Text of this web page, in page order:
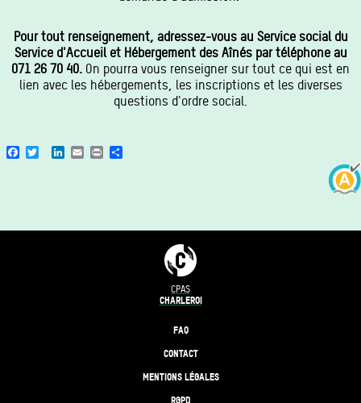
Pour tout renseignement, adressez-vous au Service social du
Service d'Accueil et Hébergement des Aînés par téléphone au
071 26 70 40. On pourra vous renseigner sur tout ce qui est en
lien avec les hébergements, les inscriptions et les diverses
questions d'ordre social.
Facebook
TwitterLinkedIn
EmailPrint
CPAS
CHARLEROI
FAQ
CONTACT
MENTIONS LÉGALES
RGPD